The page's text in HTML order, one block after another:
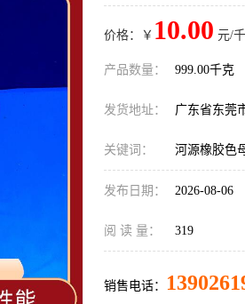
价格：￥ 10.00 元/
产品数量： 999.00千克
发货地址： 广东省东莞
关键词： 河源橡胶色
发布日期： 2026-08-06
阅 读 量： 319
销售电话：